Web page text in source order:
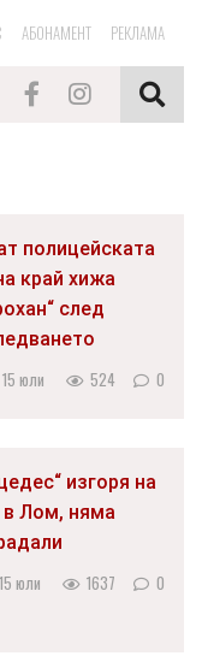
АБОНАМЕНТ РЕКЛАМА
полицейската
край хижа
след
15 юли 524 0
изгоря на
Лом, няма
15 юли 1637 0